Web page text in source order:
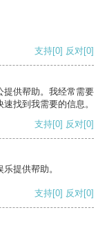
支持[0] 反对[0]
提供帮助。我经常需要
找到我需要的信息。
支持[0] 反对[0]
提供帮助。
支持[0] 反对[0]